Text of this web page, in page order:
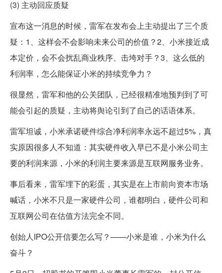
(3) 主动回应质疑
宣布这一消息的时候，雷军在发布会上主动提出了三个质
疑：1、这样会不会影响未来公司的价值？2、小米接近成
本定价，会不会扰乱商业秩序、击垮对手？3、这么低的
利润率，怎么能保证小米的持续竞争力？
很显然，雷军和他的公关团队，已经很精准地预判到了可
能会引起的质疑，主动将舆论引到了自己的话语体系。
雷军坦诚，小米承诺硬件综合净利润率永远不超过5%，真
实原因很多人不知道：其实硬件收入早已不是小米公司主
要的利润来源，小米的利润主要来源是互联网服务业务。
事后看来，雷军埋下的彩蛋，其实是在上市前向资本市场
喊话，小米不只是一家硬件公司，谁都明白，硬件公司和
互联网公司在估值方法完全不同。
创始人IPO公开信要怎么写？——小米是谁，小米为什么
奋斗？